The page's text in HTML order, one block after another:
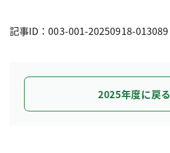
記事ID：003-001-20250918-013089
2025年度に戻る